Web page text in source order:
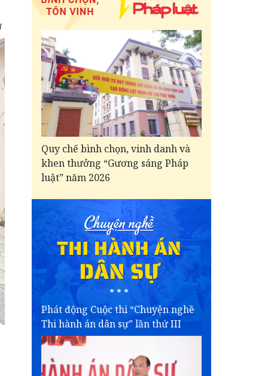
Quy chế bình chọn, vinh danh và
khen thưởng “Gương sáng Pháp
luật” năm 2026
Phát động Cuộc thi “Chuyện nghề
Thi hành án dân sự” lần thứ III